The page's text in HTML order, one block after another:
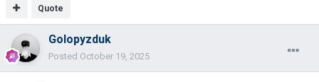
Quote
Golopyzduk
Posted October 19, 2025